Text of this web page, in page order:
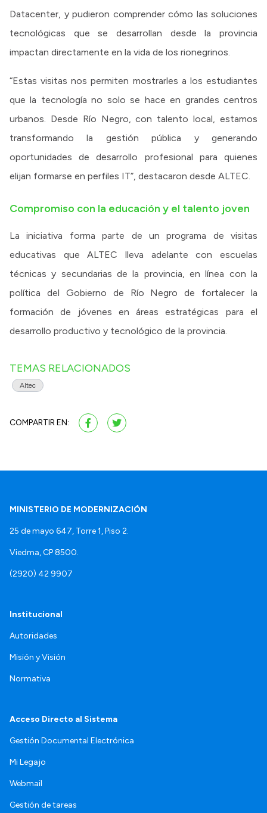
Datacenter, y pudieron comprender cómo las soluciones
tecnológicas que se desarrollan desde la provincia
impactan directamente en la vida de los rionegrinos.
“Estas visitas nos permiten mostrarles a los estudiantes
que la tecnología no solo se hace en grandes centros
urbanos. Desde Río Negro, con talento local, estamos
transformando la gestión pública y generando
oportunidades de desarrollo profesional para quienes
elijan formarse en perfiles IT”, destacaron desde ALTEC.
Compromiso con la educación y el talento joven
La iniciativa forma parte de un programa de visitas
educativas que ALTEC lleva adelante con escuelas
técnicas y secundarias de la provincia, en línea con la
política del Gobierno de Río Negro de fortalecer la
formación de jóvenes en áreas estratégicas para el
desarrollo productivo y tecnológico de la provincia.
TEMAS RELACIONADOS
Altec
COMPARTIR EN:
MINISTERIO DE MODERNIZACIÓN
25 de mayo 647, Torre 1, Piso 2.
Viedma, CP 8500.
(2920) 42 9907
Institucional
Autoridades
Misión y Visión
Normativa
Acceso Directo al Sistema
Gestión Documental Electrónica
Mi Legajo
Webmail
Gestión de tareas